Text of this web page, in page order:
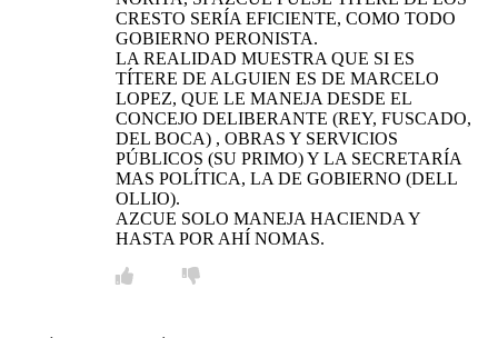
CRESTO SERÍA EFICIENTE, COMO TODO
GOBIERNO PERONISTA.
LA REALIDAD MUESTRA QUE SI ES
TÍTERE DE ALGUIEN ES DE MARCELO
LOPEZ, QUE LE MANEJA DESDE EL
CONCEJO DELIBERANTE (REY, FUSCADO,
DEL BOCA) , OBRAS Y SERVICIOS
PÚBLICOS (SU PRIMO) Y LA SECRETARÍA
MAS POLÍTICA, LA DE GOBIERNO (DELL
OLLIO).
AZCUE SOLO MANEJA HACIENDA Y
HASTA POR AHÍ NOMAS.